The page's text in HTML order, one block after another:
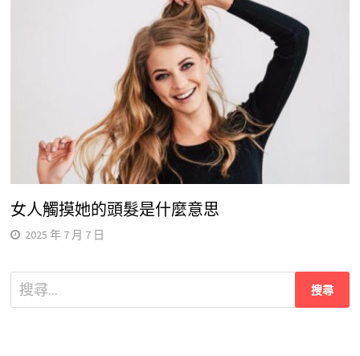
女人觸摸她的頭髮是什麼意思
2025 年 7 月 7 日
搜
尋